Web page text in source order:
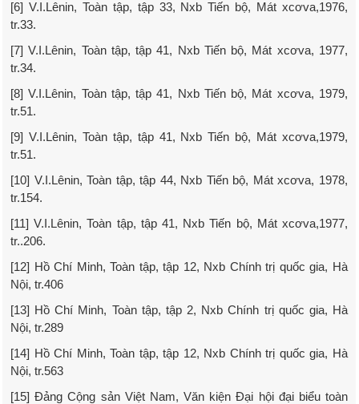
[6] V.I.Lênin, Toàn tập, tập 33, Nxb Tiến bộ, Mát xcơva,1976,
tr.33.
[7] V.I.Lênin, Toàn tập, tập 41, Nxb Tiến bộ, Mát xcơva, 1977,
tr.34.
[8] V.I.Lênin, Toàn tập, tập 41, Nxb Tiến bộ, Mát xcơva, 1979,
tr.51.
[9] V.I.Lênin, Toàn tập, tập 41, Nxb Tiến bộ, Mát xcơva,1979,
tr.51.
[10] V.I.Lênin, Toàn tập, tập 44, Nxb Tiến bộ, Mát xcơva, 1978,
tr.154.
[11] V.I.Lênin, Toàn tập, tập 41, Nxb Tiến bộ, Mát xcơva,1977,
tr..206.
[12] Hồ Chí Minh, Toàn tập, tập 12, Nxb Chính trị quốc gia, Hà
Nội, tr.406
[13] Hồ Chí Minh, Toàn tập, tập 2, Nxb Chính trị quốc gia, Hà
Nội, tr.289
[14] Hồ Chí Minh, Toàn tập, tập 12, Nxb Chính trị quốc gia, Hà
Nội, tr.563
[15] Đảng Cộng sản Việt Nam, Văn kiện Đại hội đại biểu toàn